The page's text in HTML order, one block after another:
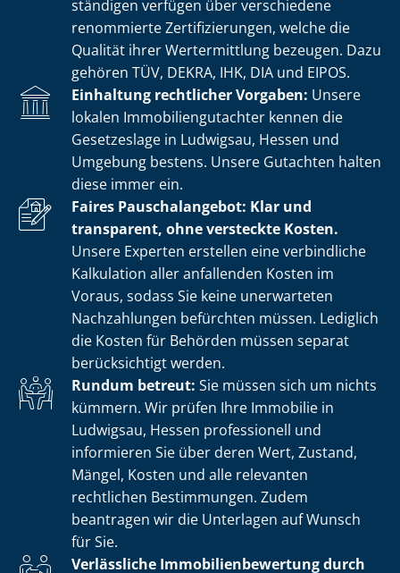
stän­di­gen verfügen über verschiedene
renommierte Zer­ti­fi­zie­run­gen, welche die
Qualität ihrer Wertermittlung bezeugen. Dazu
gehören TÜV, DEKRA, IHK, DIA und EIPOS.
Einhaltung rechtlicher Vorgaben: Unsere
lokalen Im­mo­bi­li­en­gut­ach­ter kennen die
Gesetzeslage in Ludwigsau, Hessen und
Umgebung bestens. Unsere Gutachten halten
diese immer ein.
Faires Pauschalangebot: Klar und
transparent, ohne versteckte Kosten.
Unsere Experten erstellen eine verbindliche
Kalkulation aller anfallenden Kosten im
Voraus, sodass Sie keine unerwarteten
Nachzahlungen befürchten müssen. Lediglich
die Kosten für Behörden müssen separat
berücksichtigt werden.
Rundum betreut: Sie müssen sich um nichts
kümmern. Wir prüfen Ihre Immobilie in
Ludwigsau, Hessen professionell und
informieren Sie über deren Wert, Zustand,
Mängel, Kosten und alle relevanten
rechtlichen Bestimmungen. Zudem
beantragen wir die Unterlagen auf Wunsch
für Sie.
Verlässliche Im­mo­bi­li­en­be­wer­tung durch